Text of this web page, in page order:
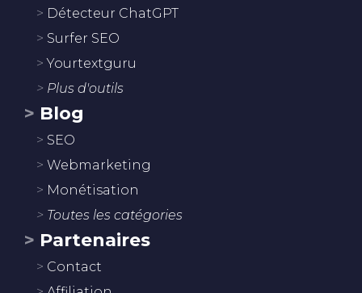
Détecteur ChatGPT
Surfer SEO
Yourtextguru
Plus d'outils
Blog
SEO
Webmarketing
Monétisation
Toutes les catégories
Partenaires
Contact